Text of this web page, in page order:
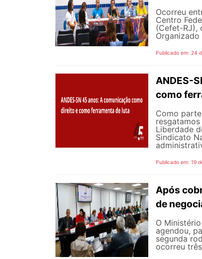
Ocorreu
Centro
(Cefet-RJ),
Publicado em: 24
ANDES-
como
Como
Liberdade
Sindicato
Publicado em: 19
Após
de
O
agendou,
segunda
ocorreu